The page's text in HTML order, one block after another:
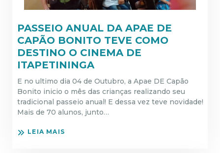
PASSEIO ANUAL DA APAE DE
CAPÃO BONITO TEVE COMO
DESTINO O CINEMA DE
ITAPETININGA
E no ultimo dia 04 de Outubro, a Apae DE Capão
Bonito inicio o mês das crianças realizando seu
tradicional passeio anual! E dessa vez teve novidade!
Mais de 70 alunos, junto…
LEIA MAIS